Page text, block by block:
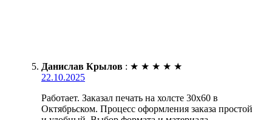
Данислав Крылов : ★ ★ ★ ★ ★
22.10.2025
Работает. Заказал печать на холсте 30х60 в
Октябрьском. Процесс оформления заказа простой